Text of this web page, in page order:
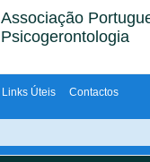
Associação
Psicogerontologia
Links Úteis Contactos